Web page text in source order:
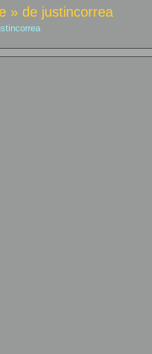
» de justincorrea